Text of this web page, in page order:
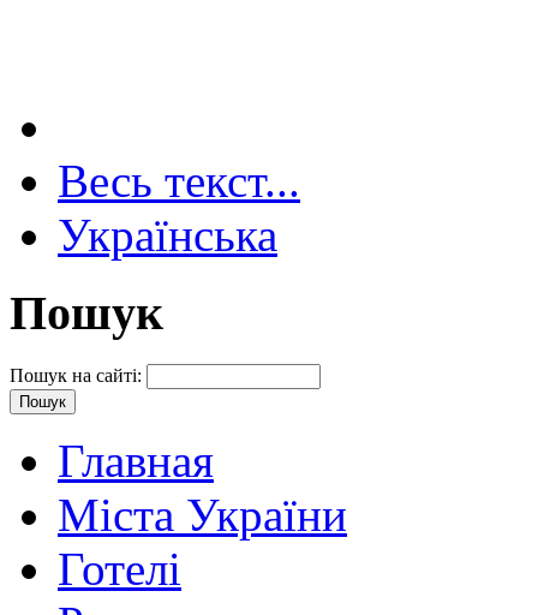
Весь текст...
Українська
Пошук
Пошук на сайті:
Главная
Міста України
Готелі